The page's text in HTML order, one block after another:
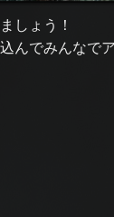
しょう！
んでみんなで